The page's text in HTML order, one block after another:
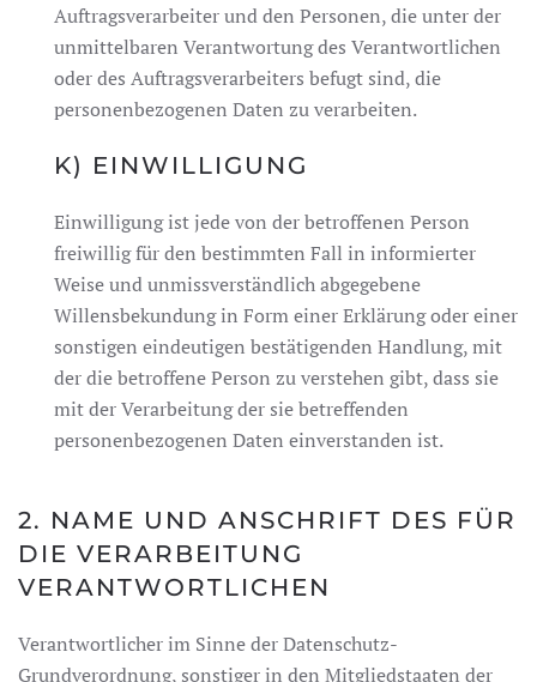
Auftragsverarbeiter und den Personen, die unter der
unmittelbaren Verantwortung des Verantwortlichen
oder des Auftragsverarbeiters befugt sind, die
personenbezogenen Daten zu verarbeiten.
K) EINWILLIGUNG
Einwilligung ist jede von der betroffenen Person
freiwillig für den bestimmten Fall in informierter
Weise und unmissverständlich abgegebene
Willensbekundung in Form einer Erklärung oder einer
sonstigen eindeutigen bestätigenden Handlung, mit
der die betroffene Person zu verstehen gibt, dass sie
mit der Verarbeitung der sie betreffenden
personenbezogenen Daten einverstanden ist.
2. NAME UND ANSCHRIFT DES FÜR
DIE VERARBEITUNG
VERANTWORTLICHEN
Verantwortlicher im Sinne der Datenschutz-
Grundverordnung, sonstiger in den Mitgliedstaaten der